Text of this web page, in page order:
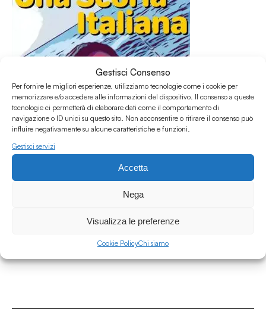
Gestisci Consenso
Per fornire le migliori esperienze, utilizziamo tecnologie come i cookie per
memorizzare e/o accedere alle informazioni del dispositivo. Il consenso a queste
tecnologie ci permetterà di elaborare dati come il comportamento di
navigazione o ID unici su questo sito. Non acconsentire o ritirare il consenso può
influire negativamente su alcune caratteristiche e funzioni.
Gestisci servizi
Accetta
Nega
Visualizza le preferenze
Cookie PolicyChi siamo
Global Tavor 2020 07 05
/Politics/Satire